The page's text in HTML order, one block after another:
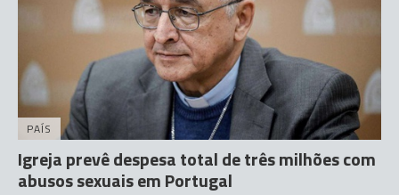
PAÍS
Igreja prevê despesa total de três milhões com
abusos sexuais em Portugal